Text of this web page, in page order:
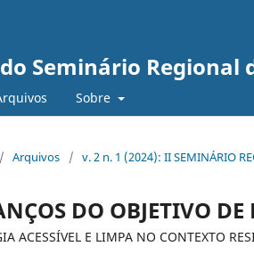
Seminário Regional
Sobre
/ Arquivos / v. 2 n. 1 (2024): II SEMINÁRIO
DO OBJETIVO
ACESSÍVEL E LIMPA NO CONTEXTO